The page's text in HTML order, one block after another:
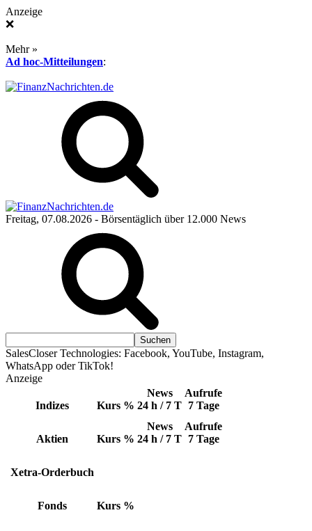
Anzeige
❌
Mehr »
Ad hoc-Mitteilungen:
Freitag, 07.08.2026 - Börsentäglich über 12.000 News
SalesCloser Technologies: Facebook, YouTube, Instagram,
WhatsApp oder TikTok!
Anzeige
Indizes Kurs %
News
24 h / 7 T
Aufrufe
7 Tage
Aktien Kurs %
News
24 h / 7 T
Aufrufe
7 Tage
Xetra-Orderbuch
Fonds Kurs %